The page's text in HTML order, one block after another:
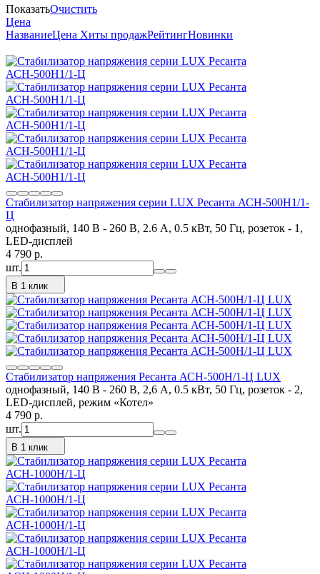
ПоказатьОчистить
Цена
НазваниеЦена Хиты продажРейтингНовинки
Стабилизатор напряжения серии LUX Ресанта АСН-500Н1/1-
Ц
однофазный, 140 В - 260 В, 2.6 А, 0.5 кВт, 50 Гц, розеток - 1,
LED-дисплей
4 790 p.
шт.
В 1 клик
Стабилизатор напряжения Ресанта АСН-500Н/1-Ц LUX
однофазный, 140 В - 260 В, 2,6 А, 0.5 кВт, 50 Гц, розеток - 2,
LED-дисплей, режим «Котел»
4 790 p.
шт.
В 1 клик